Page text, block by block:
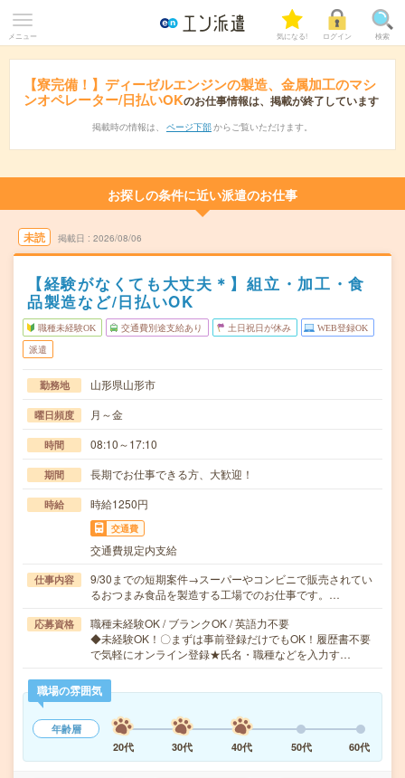
メニュー 気になる! ログイン 検索
【寮完備！】ディーゼルエンジンの製造、金属加工のマシ
ンオペレーター/日払いOKのお仕事情報は、掲載が終了しています
掲載時の情報は、 ページ下部 からご覧いただけます。
お探しの条件に近い派遣のお仕事
未読 掲載日 2026/08/06
【経験がなくても大丈夫＊】組立・加工・食
品製造など/日払いOK
職種未経験OK 交通費別途支給あり 土日祝日が休み WEB登録OK
派遣
勤務地 山形県山形市
曜日頻度 月～金
時間 08:10～17:10
期間 長期でお仕事できる方、大歓迎！
時給 時給1250円
交通費
交通費規定内支給
仕事内容
9/30までの短期案件→スーパーやコンビニで販売されてい
るおつまみ食品を製造する工場でのお仕事です。…
応募資格
職種未経験OK / ブランクOK / 英語力不要
◆未経験OK！〇まずは事前登録だけでもOK！履歴書不要
で気軽にオンライン登録★氏名・職種などを入力す…
職場の雰囲気
年齢層
20代
30代 40代 50代 60代